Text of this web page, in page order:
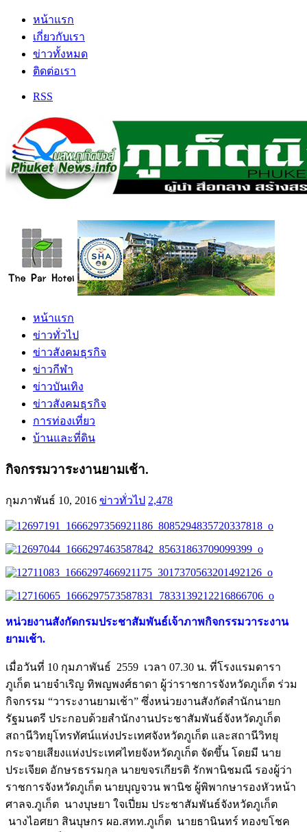
หน้าแรก
เกี่ยวกับเรา
ข่าวทั้งหมด
ติดต่อเรา
RSS
หน้าแรก
ข่าวทั่วไป
ข่าวสังคมธุรกิจ
ข่าวกีฬา
ข่าวบันเทิง
ข่าวสังคมธุรกิจ
การท่องเที่ยว
บ้านและที่ดิน
กิจกรรมวาระงานยามเช้า.
กุมภาพันธ์ 10, 2016 ข่าวทั่วไป 2,478
หน่วยงานสังกัดกรมประชาสัมพันธ์เจ้าภาพกิจกรรมวาระงาน
ยามเช้า.
เมื่อวันที่ 10 กุมภาพันธ์ 2559 เวลา 07.30 น. ที่โรงแรมดารา
ภูเก็ต นายจำเริญ ทิพญพงศ์ธาดา ผู้ว่าราชการจังหวัดภูเก็ต ร่วม
กิจกรรม “วาระงานยามเช้า” ซึ่งหน่วยงานสังกัดสำนักนายก
รัฐมนตรี ประกอบด้วยสำนักงานประชาสัมพันธ์จังหวัดภูเก็ต
สถานีวิทยุโทรทัศน์แห่งประเทศจังหวัดภูเก็ต และสถานีวิทยุ
กระจายเสียงแห่งประเทศไทยจังหวัดภูเก็ต จัดขึ้น โดยมี นาย
ประเจียด อักษรธรรมกุล นายขจรเกียรติ รักพานิชมณี รองผู้ว่า
ราชการจังหวัดภูเก็ต นายบุญจวน พานิช ผู้พิพากษารองหัวหน้า
ศาลจ.ภูเก็ต นางบุษยา ใจเปี่ยม ประชาสัมพันธ์จังหวัดภูเก็ต
นางไอศยา สินบุษกร ผอ.สทท.ภูเก็ต นายธานินทร์ ทองขโชค